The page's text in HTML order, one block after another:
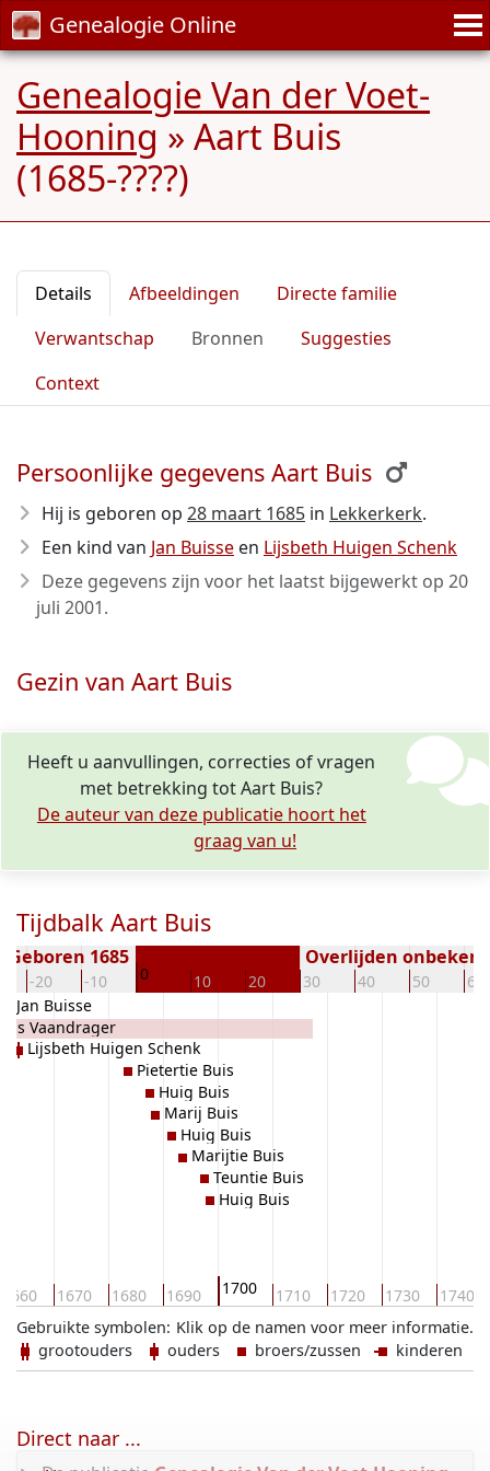
Genealogie Online
Genealogie Van der Voet-
Hooning » Aart Buis
(1685-????)
Details Afbeeldingen
Directe familie
Verwantschap
Bronnen
Suggesties
Context
Persoonlijke gegevens Aart Buis
Hij is geboren op 28 maart 1685 in Lekkerkerk.
Een kind van Jan Buisse en Lijsbeth Huigen Schenk
Deze gegevens zijn voor het laatst bijgewerkt op 20
juli 2001.
Gezin van Aart Buis
Heeft u aanvullingen, correcties of vragen
met betrekking tot Aart Buis?
De auteur van deze publicatie hoort het
graag van u!
Tijdbalk Aart Buis
-20 -10 0 10 20 30 40 50 60
Geboren 1685 Overlijden
1660 1670 1680 1690 1700 1710 1720 1730 1740
Vaandrager
Jan Buisse
Lijsbeth Huigen Schenk
Pietertie Buis
Huig Buis
Marij Buis
Huig Buis
Marijtie Buis
Teuntie Buis
Huig Buis
Klik op de namen voor meer informatie.
Gebruikte symbolen:
grootouders
ouders broers/zussen kinderen
Direct naar ...